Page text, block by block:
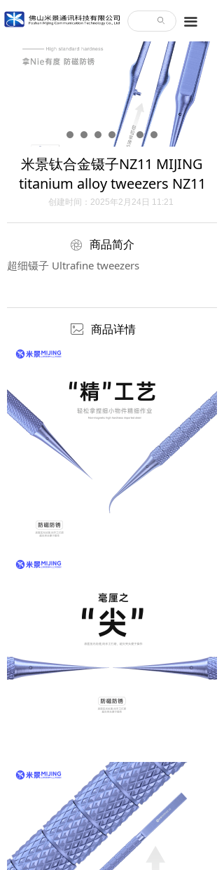
끀
ꄙ
米景钛合金镊子NZ11 MIJING
titanium alloy tweezers NZ11
商品简介
创建时间： 2025年2月24日 11:21
超细镊子 Ultrafine tweezers
商品详情
ꁵ
ꂈ